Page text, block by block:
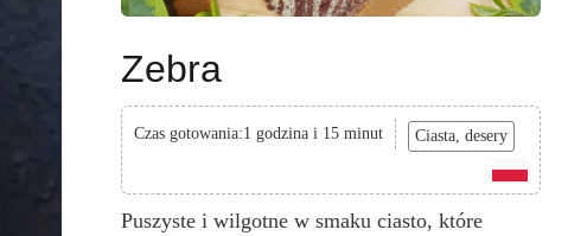
Zebra
Czas gotowania:1 godzina i 15 minut Ciasta, desery
Puszyste i wilgotne w smaku ciasto, które